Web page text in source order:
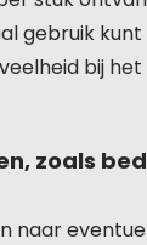
gebruik
bij
zoals
naar